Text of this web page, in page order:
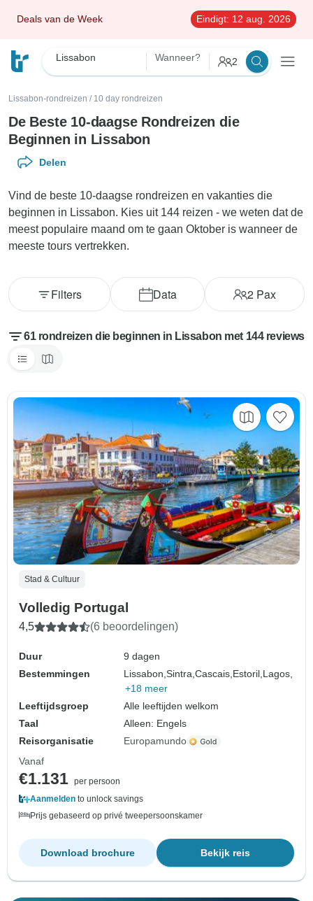
Deals van de Week Eindigt: 12 aug. 2026
Lissabon Wanneer? 2
Lissabon-rondreizen / 10 day rondreizen
De Beste 10-daagse Rondreizen die
Beginnen in Lissabon
Delen
Vind de beste 10-daagse rondreizen en vakanties die
beginnen in Lissabon. Kies uit 144 reizen - we weten dat de
meest populaire maand om te gaan Oktober is wanneer de
meeste tours vertrekken.
Data 2 Pax
Filters
61 rondreizen die beginnen in Lissabon met 144 reviews
Stad & Cultuur
Volledig Portugal
4,5 (6 beoordelingen)
Duur
9 dagen
Bestemmingen
Lissabon,Sintra,Cascais, Estoril, Lagos,
+18 meer
Leeftijdsgroep
Alle leeftijden welkom
Taal
Alleen: Engels
Reisorganisatie
Europamundo
Vanaf
€1.131 per persoon
Aanmelden to unlock savings
Prijs gebaseerd op privé tweepersoonskamer
Bekijk reis
Download brochure